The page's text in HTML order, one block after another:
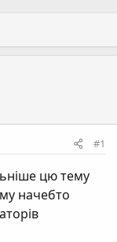
#1
цю тему
начебто